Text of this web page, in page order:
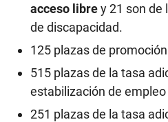
acceso librey 21 son de
de discapacidad.
125 plazas de
515 plazas de la tasa
estabilización de
251 plazas de la tasa